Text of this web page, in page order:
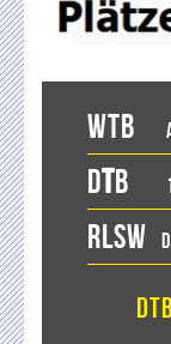
WTB
DTB
RLSW